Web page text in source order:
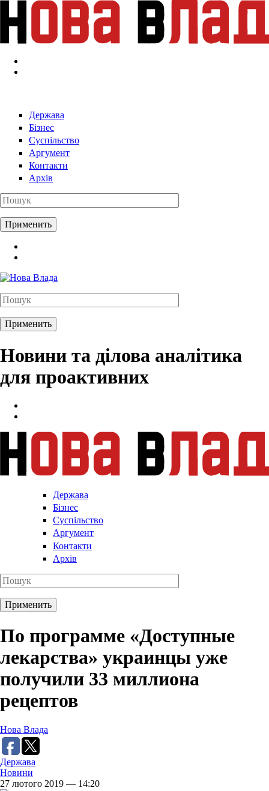
Перейти к основному содержанию
Держава
Бізнес
Суспільство
Аргумент
Контакти
Архів
Новини та ділова аналітика
для проактивних
Держава
Бізнес
Суспільство
Аргумент
Контакти
Архів
По программе «Доступные
лекарства» украинцы уже
получили 33 миллиона
рецептов
Нова Влада
Держава
Новини
27 лютого 2019 — 14:20